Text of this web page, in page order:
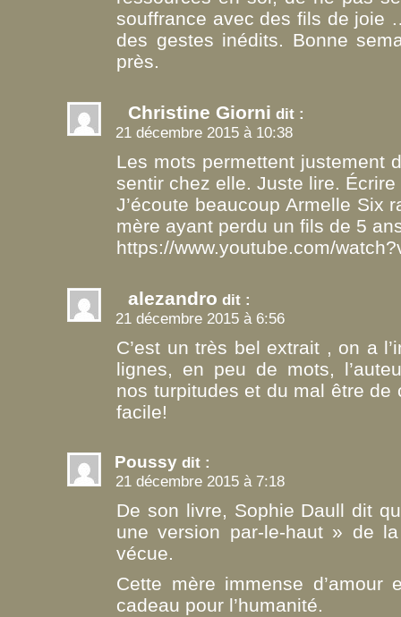
souffrance avec des fils de joie
des gestes inédits. Bonne
près.
Christine Giorni dit :
21 décembre 2015 à 10:38
Les mots permettent justement
sentir chez elle. Juste lire. Écrire
J’écoute beaucoup Armelle Six
mère ayant perdu un fils de 5
https://www.youtube.com/
alezandro dit :
21 décembre 2015 à 6:56
C’est un très bel extrait , on a
lignes, en peu de mots,
nos turpitudes et du mal être de
facile!
Poussy dit :
21 décembre 2015 à 7:18
De son livre, Sophie Daull dit
une version par-le-haut » de
vécue.
Cette mère immense d’amour
cadeau pour l’humanité.